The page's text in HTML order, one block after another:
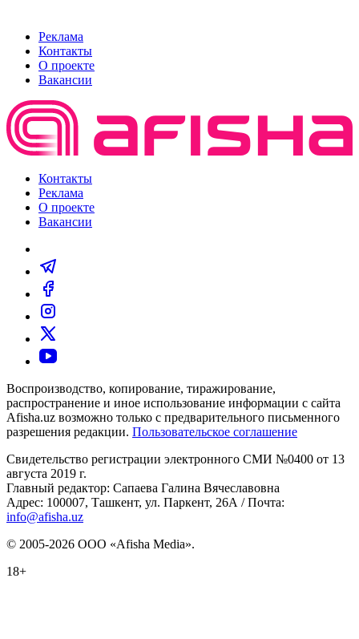
Реклама
Контакты
О проекте
Вакансии
Контакты
Реклама
О проекте
Вакансии
Воспроизводство, копирование, тиражирование,
распространение и иное использование информации с сайта
Afisha.uz возможно только с предварительного письменного
разрешения редакции. Пользовательское соглашение
Свидетельство регистрации электронного СМИ №0400 от 13
августа 2019 г.
Главный редактор: Сапаева Галина Вячеславовна
Адрес: 100007, Ташкент, ул. Паркент, 26А / Почта:
info@afisha.uz
© 2005-2026 ООО «Afisha Media».
18+